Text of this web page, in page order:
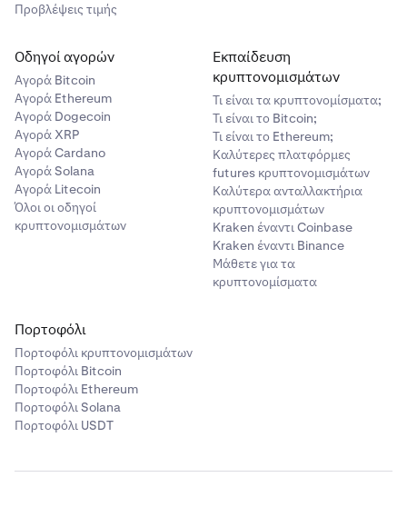
Προβλέψεις τιμής
Οδηγοί αγορών
Αγορά Bitcoin
Αγορά Ethereum
Αγορά Dogecoin
Αγορά XRP
Αγορά Cardano
Αγορά Solana
Αγορά Litecoin
Όλοι οι οδηγοί
κρυπτονομισμάτων
Εκπαίδευση
κρυπτονομισμάτων
Τι είναι τα κρυπτονομίσματα;
Τι είναι το Bitcoin;
Τι είναι το Ethereum;
Καλύτερες πλατφόρμες
futures κρυπτονομισμάτων
Καλύτερα ανταλλακτήρια
κρυπτονομισμάτων
Kraken έναντι Coinbase
Kraken έναντι Binance
Μάθετε για τα
κρυπτονομίσματα
Πορτοφόλι
Πορτοφόλι κρυπτονομισμάτων
Πορτοφόλι Bitcoin
Πορτοφόλι Ethereum
Πορτοφόλι Solana
Πορτοφόλι USDT